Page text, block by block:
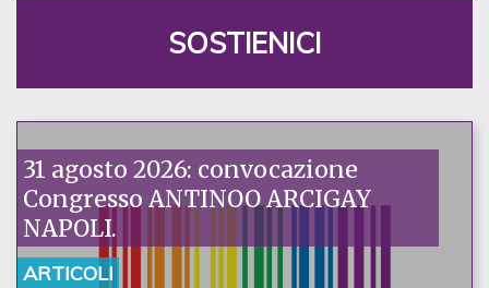
SOSTIENICI
31 agosto 2026: convocazione
Congresso ANTINOO ARCIGAY
NAPOLI.
ARTICOLI